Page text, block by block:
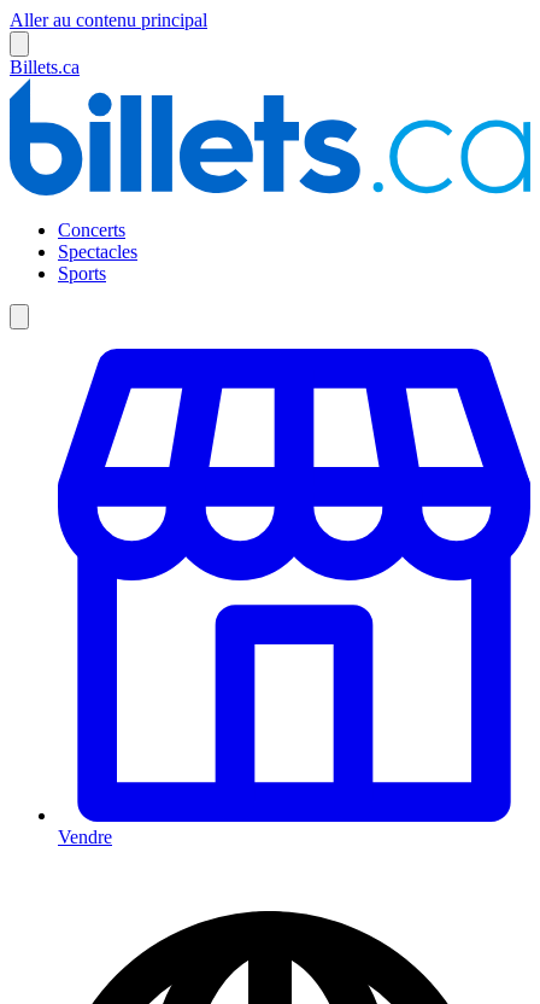
Aller au contenu principal
Billets.ca
Concerts
Spectacles
Sports
Vendre